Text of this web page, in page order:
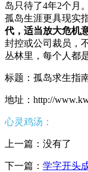
岛只待了4年2个月
孤岛生涯更具现实
代，适当放大危机
封控或公司裁员，
丛林里，每个人都
标题：孤岛求生指
地址：http://
心灵鸡汤：
上一篇：没有了
下一篇： 学字开头